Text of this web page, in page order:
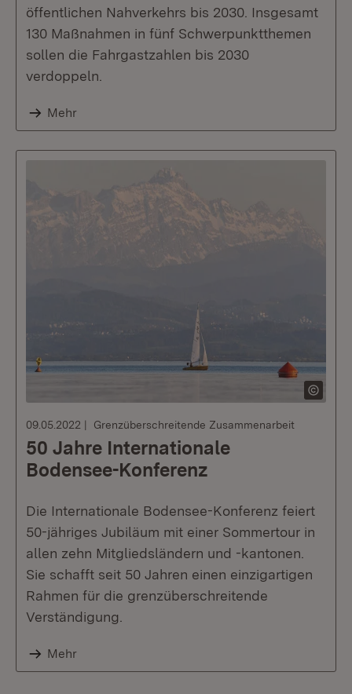
öffentlichen Nahverkehrs bis 2030. Insgesamt
130 Maßnahmen in fünf Schwerpunktthemen
sollen die Fahrgastzahlen bis 2030
verdoppeln.
Mehr
09.05.2022 Grenzüberschreitende Zusammenarbeit
50 Jahre Internationale
Bodensee-Konferenz
Die Internationale Bodensee-Konferenz feiert
50-jähriges Jubiläum mit einer Sommertour in
allen zehn Mitgliedsländern und -kantonen.
Sie schafft seit 50 Jahren einen einzigartigen
Rahmen für die grenzüberschreitende
Verständigung.
Mehr